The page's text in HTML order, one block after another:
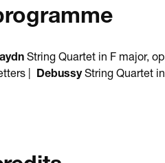
String Quartet in F major,
| DebussyString Quartet